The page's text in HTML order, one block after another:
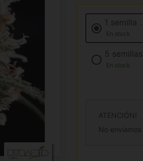
1 semilla
En stock
5 semillas
En stock
ATENCIÓN!
No